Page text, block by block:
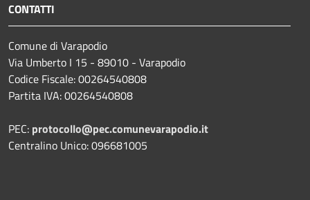
CONTATTI
Comune di Varapodio
Via Umberto I 15 - 89010 - Varapodio
Codice Fiscale: 00264540808
Partita IVA: 00264540808
PEC: protocollo@pec.comunevarapodio.it
Centralino Unico: 096681005